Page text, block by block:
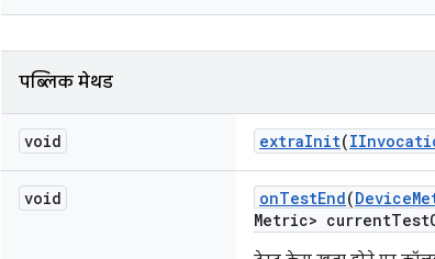
पब्लिक मेथड
void extraInit(
void onTestEnd(Device
Metric> currentTest